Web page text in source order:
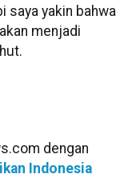
saya yakin bahwa
menjadi
dengan
Indonesia